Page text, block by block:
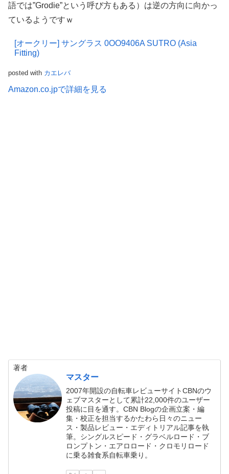
語では”Grodie”という呼び方もある）は逆の方向に向かっ
ているようですｗ
[オークリー] サングラス 0OO9406A SUTRO (Asia
Fitting)
posted with カエレバ
Amazon.co.jpで詳細を見る
著者
マスター
2007年開設の自転車レビューサイトCBNのウ
ェブマスターとして累計22,000件のユーザー
投稿に目を通す。CBN Blogの企画立案・編
集・校正を担当するかたわら日々のニュー
ス・製品レビュー・エディトリアル記事を執
筆。シングルスピード・グラベルロード・ブ
ロンプトン・エアロロード・クロモリロード
に乗る雑食系自転車乗り。